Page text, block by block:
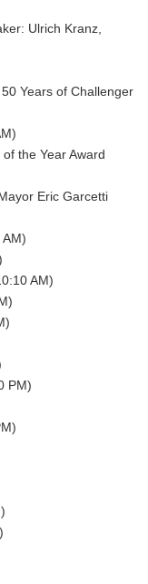
Ulrich Kranz,
Years of Challenger
the Year Award
Eric Garcetti
AM)
PM)